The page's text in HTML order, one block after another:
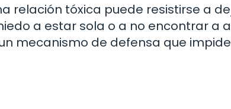
relación tóxica puede resistirse a
a estar sola o a no encontrar a
mecanismo de defensa que